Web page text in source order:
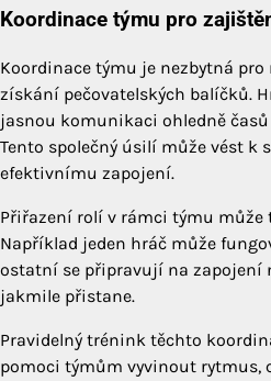
Koordinace týmu pro
Koordinace týmu je nezbytná
získání pečovatelských balíčků.
jasnou komunikaci ohledně
Tento společný úsilí může vést
efektivnímu zapojení.
Přiřazení rolí v rámci týmu
Například jeden hráč může
ostatní se připravují na zapojení
jakmile přistane.
Pravidelný trénink těchto
pomoci týmům vyvinout rytmus,